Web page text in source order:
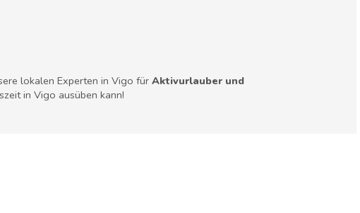
lokalen Experten in Vigo für Aktivurlauber und
in Vigo ausüben kann!